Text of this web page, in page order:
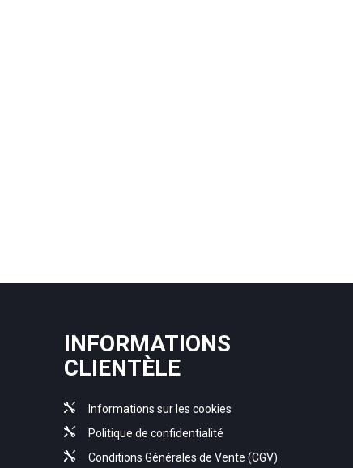
INFORMATIONS
CLIENTÈLE
Informations sur les cookies
Politique de confidentialité
Conditions Générales de Vente (CGV)